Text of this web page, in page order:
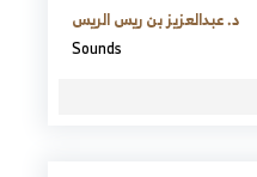
د. عبدالعزيز بن ريس الريس
Sounds